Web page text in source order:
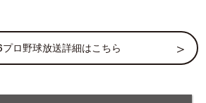
ロ野球放送詳細はこちら